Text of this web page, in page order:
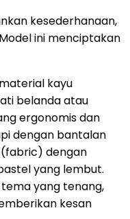
kesederhanaan,
ini menciptakan
kayu
belanda atau
ergonomis dan
dengan bantalan
dengan
yang lembut.
yang tenang,
kesan